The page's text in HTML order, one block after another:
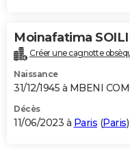
Moinafatima
Créer une cagnotte
Naissance
31/12/1945 à MBENI
Décès
11/06/2023 à Paris (Paris)